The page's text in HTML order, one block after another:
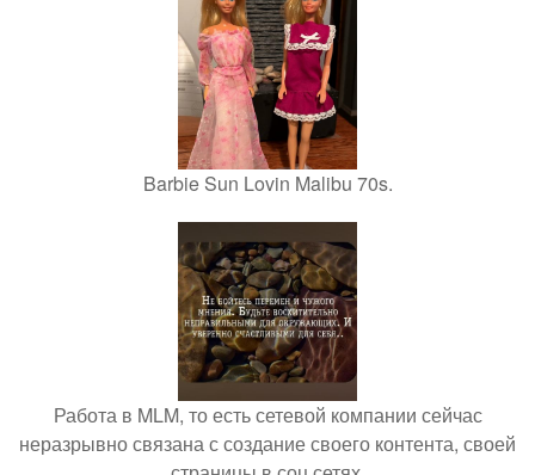
Barbie Sun Lovin Malibu 70s.
Работа в MLM, то есть сетевой компании сейчас
неразрывно связана с создание своего контента, своей